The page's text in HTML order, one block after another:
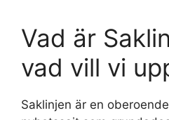
Vad är
vad vill vi
Saklinjen är en